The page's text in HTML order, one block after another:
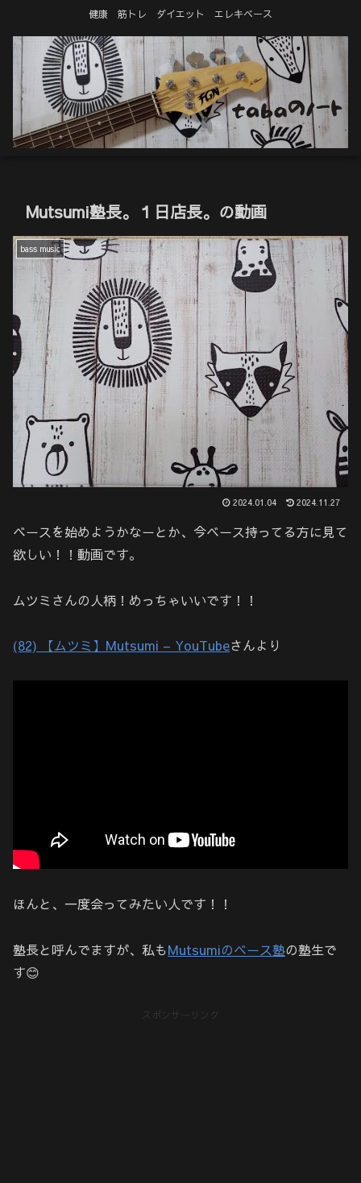
健康 筋トレ ダイエット エレキベース
Mutsumi塾長。１日店長。の動画
bass music
2024.01.04 2024.11.27
ベースを始めようかなーとか、今ベース持ってる方に見て
欲しい！！動画です。
ムツミさんの人柄！めっちゃいいです！！
(82) 【ムツミ】Mutsumi – YouTubeさんより
ほんと、一度会ってみたい人です！！
塾長と呼んでますが、私もMutsumiのベース塾の塾生で
す😊
スポンサーリンク